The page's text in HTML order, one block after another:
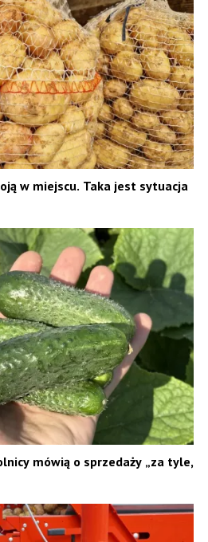
w miejscu. Taka jest sytuacja
mówią o sprzedaży „za tyle,